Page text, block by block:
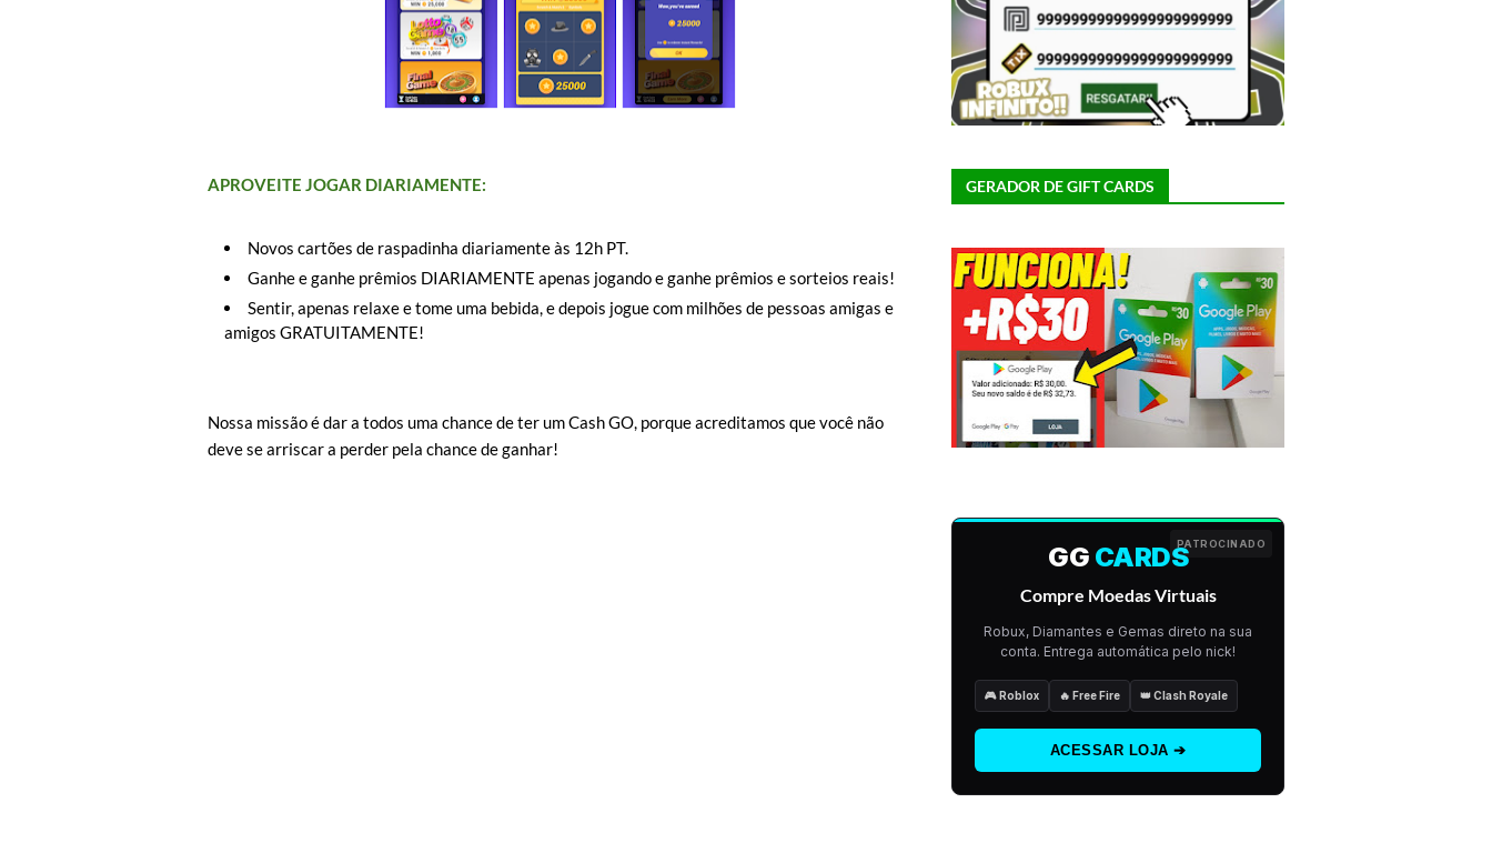
APROVEITE JOGAR DIARIAMENTE:
Novos cartões de raspadinha diariamente às 12h PT.
Ganhe e ganhe prêmios DIARIAMENTE apenas jogando e ganhe prêmios e sorteios reais!
Sentir, apenas relaxe e tome uma bebida, e depois jogue com milhões de pessoas amigas e
amigos GRATUITAMENTE!
Nossa missão é dar a todos uma chance de ter um Cash GO, porque acreditamos que você não
deve se arriscar a perder pela chance de ganhar!
GERADOR DE GIFT CARDS
PATROCINADO
GG CARDS
Compre Moedas Virtuais
Robux, Diamantes e Gemas direto na sua
conta. Entrega automática pelo nick!
🎮 Roblox 🔥 Free Fire 👑 Clash Royale
ACESSAR LOJA ➔